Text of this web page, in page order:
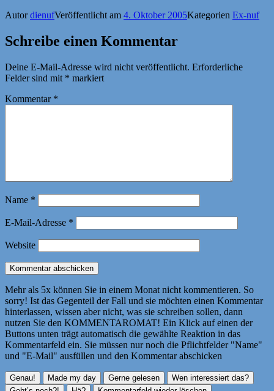
AutordienufVeröffentlicht am 4. Oktober 2005Kategorien Ex-nuf
Schreibe einen Kommentar
Deine E-Mail-Adresse wird nicht veröffentlicht. Erforderliche
Felder sind mit * markiert
Kommentar *
Name *
E-Mail-Adresse *
Website
Mehr als 5x können Sie in einem Monat nicht kommentieren. So
sorry! Ist das Gegenteil der Fall und sie möchten einen Kommentar
hinterlassen, wissen aber nicht, was sie schreiben sollen, dann
nutzen Sie den KOMMENTAROMAT! Ein Klick auf einen der
Buttons unten trägt automatisch die gewählte Reaktion in das
Kommentarfeld ein. Sie müssen nur noch die Pflichtfelder "Name"
und "E-Mail" ausfüllen und den Kommentar abschicken